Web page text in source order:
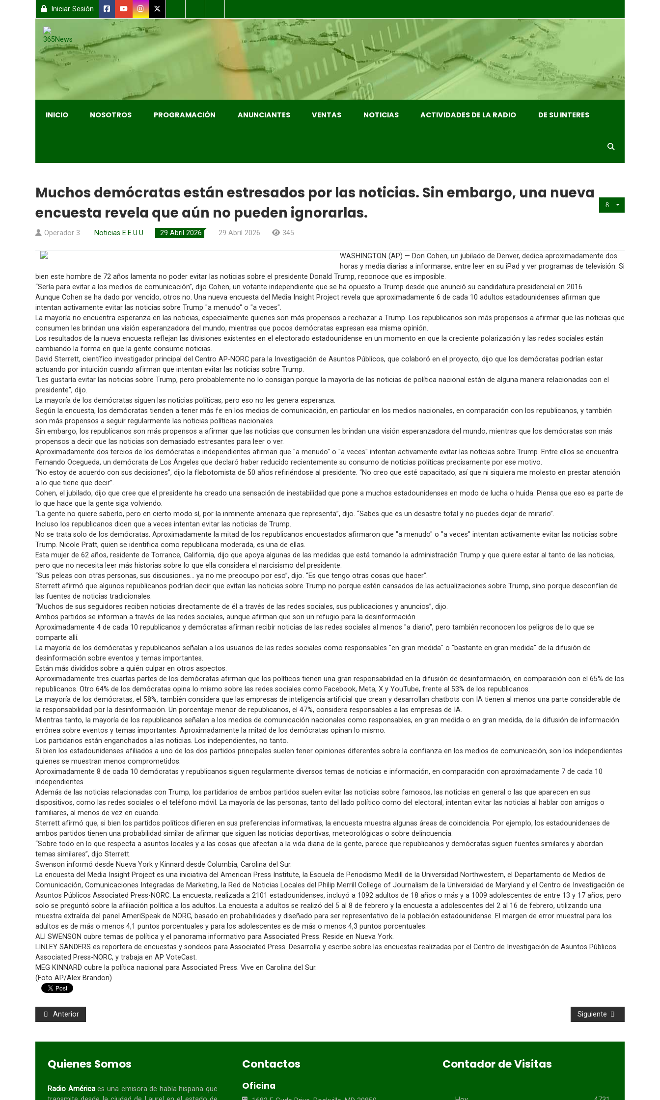
Iniciar Sesión
INICIO NOSOTROS PROGRAMACIÓN ANUNCIANTES VENTAS NOTICIAS ACTIVIDADES DE LA RADIO DE SU INTERES
Muchos demócratas están estresados ​​por las noticias. Sin embargo, una nueva
encuesta revela que aún no pueden ignorarlas.
Operador 3 Noticias E.E.U.U 29 Abril 2026 29 Abril 2026 345
WASHINGTON (AP) — Don Cohen, un jubilado de Denver, dedica aproximadamente dos
horas y media diarias a informarse, entre leer en su iPad y ver programas de televisión. Si
bien este hombre de 72 años lamenta no poder evitar las noticias sobre el presidente Donald Trump, reconoce que es imposible.
“Sería para evitar a los medios de comunicación”, dijo Cohen, un votante independiente que se ha opuesto a Trump desde que anunció su candidatura presidencial en 2016.
Aunque Cohen se ha dado por vencido, otros no. Una nueva encuesta del Media Insight Project revela que aproximadamente 6 de cada 10 adultos estadounidenses afirman que
intentan activamente evitar las noticias sobre Trump "a menudo" o "a veces".
La mayoría no encuentra esperanza en las noticias, especialmente quienes son más propensos a rechazar a Trump. Los republicanos son más propensos a afirmar que las noticias que
consumen les brindan una visión esperanzadora del mundo, mientras que pocos demócratas expresan esa misma opinión.
Los resultados de la nueva encuesta reflejan las divisiones existentes en el electorado estadounidense en un momento en que la creciente polarización y las redes sociales están
cambiando la forma en que la gente consume noticias.
David Sterrett, científico investigador principal del Centro AP-NORC para la Investigación de Asuntos Públicos, que colaboró ​​en el proyecto, dijo que los demócratas podrían estar
actuando por intuición cuando afirman que intentan evitar las noticias sobre Trump.
“Les gustaría evitar las noticias sobre Trump, pero probablemente no lo consigan porque la mayoría de las noticias de política nacional están de alguna manera relacionadas con el
presidente”, dijo.
La mayoría de los demócratas siguen las noticias políticas, pero eso no les genera esperanza.
Según la encuesta, los demócratas tienden a tener más fe en los medios de comunicación, en particular en los medios nacionales, en comparación con los republicanos, y también
son más propensos a seguir regularmente las noticias políticas nacionales.
Sin embargo, los republicanos son más propensos a afirmar que las noticias que consumen les brindan una visión esperanzadora del mundo, mientras que los demócratas son más
propensos a decir que las noticias son demasiado estresantes para leer o ver.
Aproximadamente dos tercios de los demócratas e independientes afirman que "a menudo" o "a veces" intentan activamente evitar las noticias sobre Trump. Entre ellos se encuentra
Fernando Ocegueda, un demócrata de Los Ángeles que declaró haber reducido recientemente su consumo de noticias políticas precisamente por ese motivo.
“No estoy de acuerdo con sus decisiones”, dijo la flebotomista de 50 años refiriéndose al presidente. “No creo que esté capacitado, así que ni siquiera me molesto en prestar atención
a lo que tiene que decir”.
Cohen, el jubilado, dijo que cree que el presidente ha creado una sensación de inestabilidad que pone a muchos estadounidenses en modo de lucha o huida. Piensa que eso es parte de
lo que hace que la gente siga volviendo.
“La gente no quiere saberlo, pero en cierto modo sí, por la inminente amenaza que representa”, dijo. “Sabes que es un desastre total y no puedes dejar de mirarlo”.
Incluso los republicanos dicen que a veces intentan evitar las noticias de Trump.
No se trata solo de los demócratas. Aproximadamente la mitad de los republicanos encuestados afirmaron que "a menudo" o "a veces" intentan activamente evitar las noticias sobre
Trump. Nicole Pratt, quien se identifica como republicana moderada, es una de ellas.
Esta mujer de 62 años, residente de Torrance, California, dijo que apoya algunas de las medidas que está tomando la administración Trump y que quiere estar al tanto de las noticias,
pero que no necesita leer más historias sobre lo que ella considera el narcisismo del presidente.
“Sus peleas con otras personas, sus discusiones... ya no me preocupo por eso”, dijo. “Es que tengo otras cosas que hacer”.
Sterrett afirmó que algunos republicanos podrían decir que evitan las noticias sobre Trump no porque estén cansados ​​de las actualizaciones sobre Trump, sino porque desconfían de
las fuentes de noticias tradicionales.
“Muchos de sus seguidores reciben noticias directamente de él a través de las redes sociales, sus publicaciones y anuncios”, dijo.
Ambos partidos se informan a través de las redes sociales, aunque afirman que son un refugio para la desinformación.
Aproximadamente 4 de cada 10 republicanos y demócratas afirman recibir noticias de las redes sociales al menos "a diario", pero también reconocen los peligros de lo que se
comparte allí.
La mayoría de los demócratas y republicanos señalan a los usuarios de las redes sociales como responsables "en gran medida" o "bastante en gran medida" de la difusión de
desinformación sobre eventos y temas importantes.
Están más divididos sobre a quién culpar en otros aspectos.
Aproximadamente tres cuartas partes de los demócratas afirman que los políticos tienen una gran responsabilidad en la difusión de desinformación, en comparación con el 65% de los
republicanos. Otro 64% de los demócratas opina lo mismo sobre las redes sociales como Facebook, Meta, X y YouTube, frente al 53% de los republicanos.
La mayoría de los demócratas, el 58%, también considera que las empresas de inteligencia artificial que crean y desarrollan chatbots con IA tienen al menos una parte considerable de
la responsabilidad por la desinformación. Un porcentaje menor de republicanos, el 47%, considera responsables a las empresas de IA.
Mientras tanto, la mayoría de los republicanos señalan a los medios de comunicación nacionales como responsables, en gran medida o en gran medida, de la difusión de información
errónea sobre eventos y temas importantes. Aproximadamente la mitad de los demócratas opinan lo mismo.
Los partidarios están enganchados a las noticias. Los independientes, no tanto.
Si bien los estadounidenses afiliados a uno de los dos partidos principales suelen tener opiniones diferentes sobre la confianza en los medios de comunicación, son los independientes
quienes se muestran menos comprometidos.
Aproximadamente 8 de cada 10 demócratas y republicanos siguen regularmente diversos temas de noticias e información, en comparación con aproximadamente 7 de cada 10
independientes.
Además de las noticias relacionadas con Trump, los partidarios de ambos partidos suelen evitar las noticias sobre famosos, las noticias en general o las que aparecen en sus
dispositivos, como las redes sociales o el teléfono móvil. La mayoría de las personas, tanto del lado político como del electoral, intentan evitar las noticias al hablar con amigos o
familiares, al menos de vez en cuando.
Sterrett afirmó que, si bien los partidos políticos difieren en sus preferencias informativas, la encuesta muestra algunas áreas de coincidencia. Por ejemplo, los estadounidenses de
ambos partidos tienen una probabilidad similar de afirmar que siguen las noticias deportivas, meteorológicas o sobre delincuencia.
“Sobre todo en lo que respecta a asuntos locales y a las cosas que afectan a la vida diaria de la gente, parece que republicanos y demócratas siguen fuentes similares y abordan
temas similares”, dijo Sterrett.
Swenson informó desde Nueva York y Kinnard desde Columbia, Carolina del Sur.
La encuesta del Media Insight Project es una iniciativa del American Press Institute, la Escuela de Periodismo Medill de la Universidad Northwestern, el Departamento de Medios de
Comunicación, Comunicaciones Integradas de Marketing, la Red de Noticias Locales del Philip Merrill College of Journalism de la Universidad de Maryland y el Centro de Investigación de
Asuntos Públicos Associated Press-NORC. La encuesta, realizada a 2101 estadounidenses, incluyó a 1092 adultos de 18 años o más y a 1009 adolescentes de entre 13 y 17 años, pero
solo se preguntó sobre la afiliación política a los adultos. La encuesta a adultos se realizó del 5 al 8 de febrero y la encuesta a adolescentes del 2 al 16 de febrero, utilizando una
muestra extraída del panel AmeriSpeak de NORC, basado en probabilidades y diseñado para ser representativo de la población estadounidense. El margen de error muestral para los
adultos es de más o menos 4,1 puntos porcentuales y para los adolescentes es de más o menos 4,3 puntos porcentuales.
ALI SWENSON cubre temas de política y el panorama informativo para Associated Press. Reside en Nueva York.
LINLEY SANDERS es reportera de encuestas y sondeos para Associated Press. Desarrolla y escribe sobre las encuestas realizadas por el Centro de Investigación de Asuntos Públicos
Associated Press-NORC, y trabaja en AP VoteCast.
MEG KINNARD cubre la política nacional para Associated Press. Vive en Carolina del Sur.
(Foto AP/Alex Brandon)
Anterior Siguiente
Quienes Somos
Radio Américaes una emisora de habla hispana que
Contactos
Oficina
Contador de Visitas